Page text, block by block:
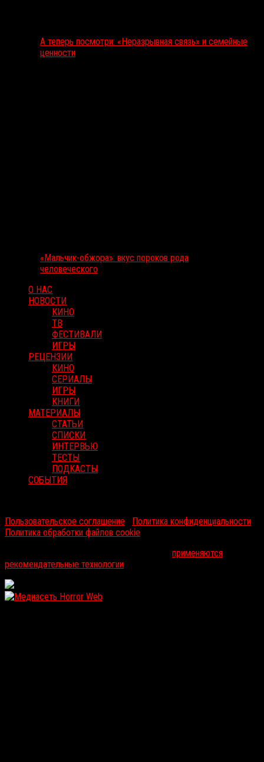
А теперь посмотри: «Неразрывная связь» и семейные
ценности
«Мальчик-обжора»: вкус пороков рода
человеческого
О НАС
НОВОСТИ
КИНО
ТВ
ФЕСТИВАЛИ
ИГРЫ
РЕЦЕНЗИИ
КИНО
СЕРИАЛЫ
ИГРЫ
КНИГИ
МАТЕРИАЛЫ
СТАТЬИ
СПИСКИ
ИНТЕРВЬЮ
ТЕСТЫ
ПОДКАСТЫ
СОБЫТИЯ
Пользовательское соглашение
Политика конфиденциальности
Политика обработки файлов cookie
применяются
рекомендательные технологии